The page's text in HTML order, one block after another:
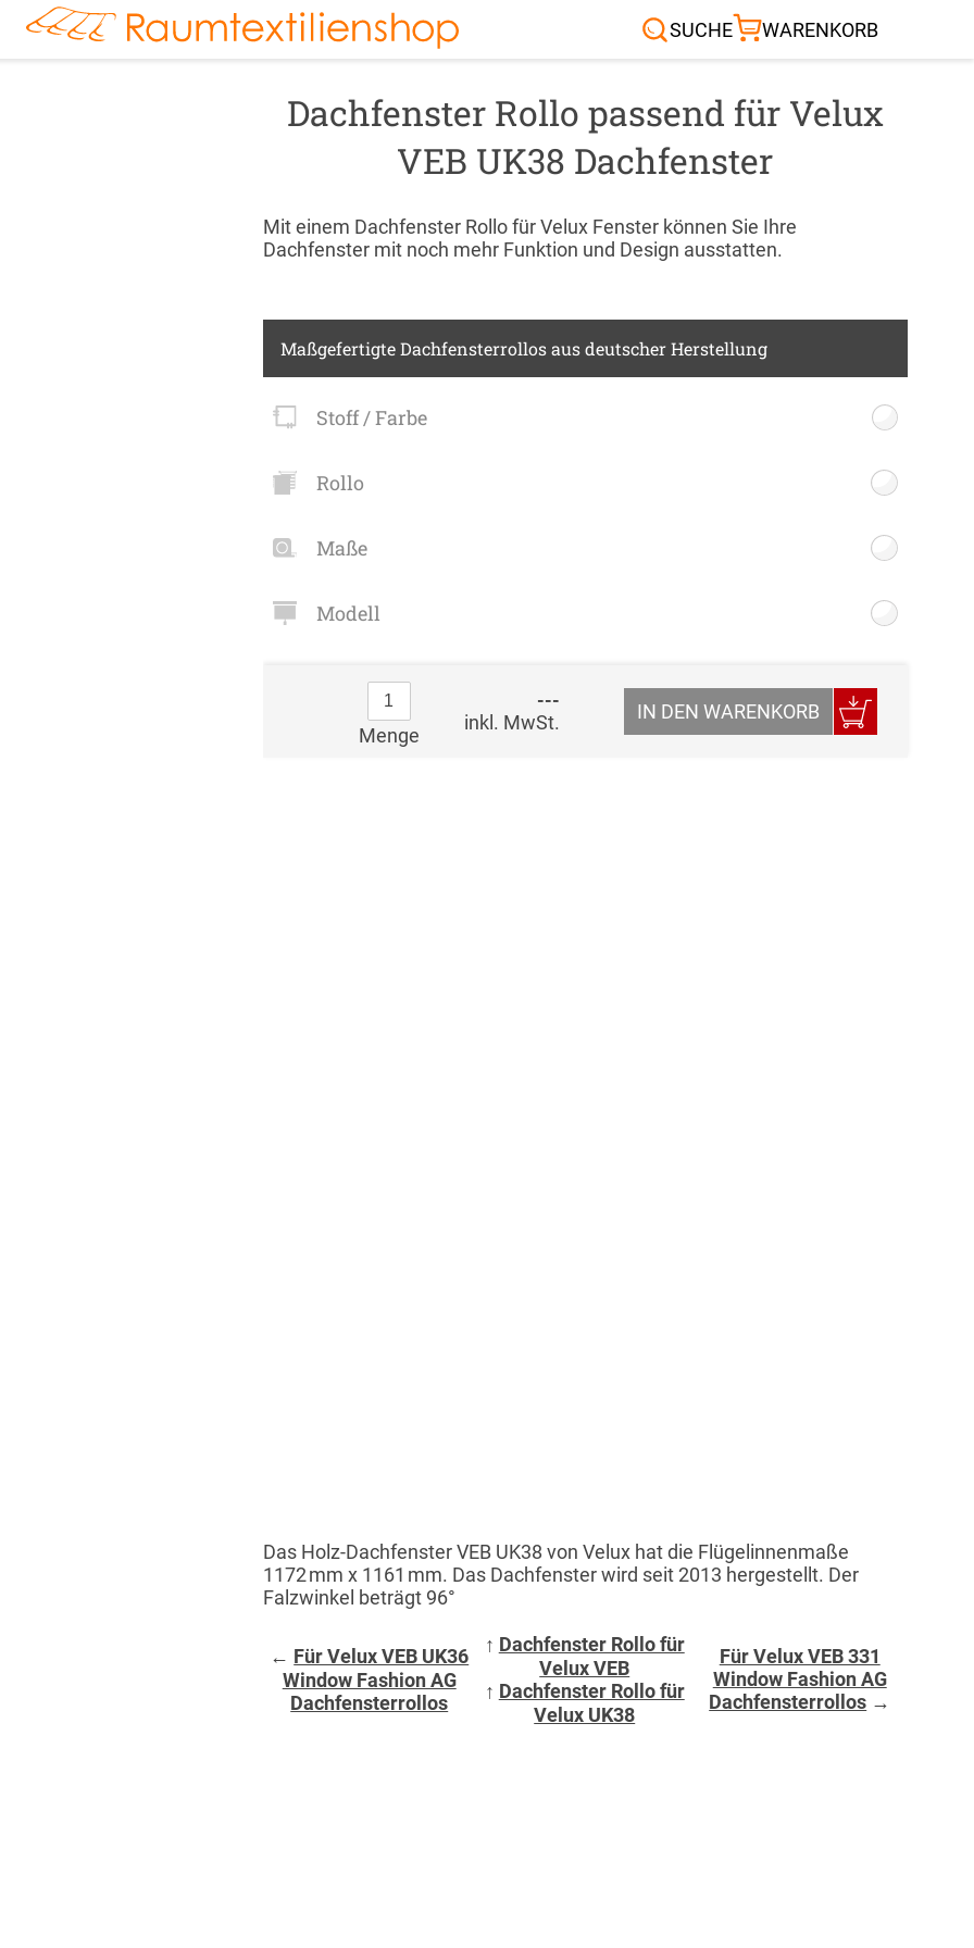
SUCHE WARENKORB
FENSTER & TÜREN RÄUME TERRASSE, GARTEN & CO.
Dachfenster Rollo passend für Velux
VEB UK38 Dachfenster
Mit einem Dachfenster Rollo für Velux Fenster können Sie Ihre
Dachfenster mit noch mehr Funktion und Design ausstatten.
Maßgefertigte Dachfensterrollos aus deutscher Herstellung
Stoff / Farbe
Rollo
Maße
Modell
Menge
---
inkl. MwSt. IN DEN WARENKORB
Das Holz-Dachfenster VEB UK38 von Velux hat die Flügelinnenmaße
1172 mm x 1161 mm. Das Dachfenster wird seit 2013 hergestellt. Der
Falzwinkel beträgt 96°
← Für Velux VEB UK36
Window Fashion AG
Dachfensterrollos
↑ Dachfenster Rollo für
Velux VEB
↑ Dachfenster Rollo für
Velux UK38
Für Velux VEB 331
Window Fashion AG
Dachfensterrollos →